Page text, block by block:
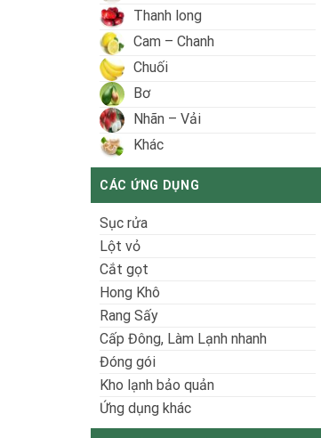
Thanh long
Cam – Chanh
Chuối
Bơ
Nhãn – Vải
Khác
CÁC ỨNG DỤNG
Sục rửa
Lột vỏ
Cắt gọt
Hong Khô
Rang Sấy
Cấp Đông, Làm Lạnh nhanh
Đóng gói
Kho lạnh bảo quản
Ứng dụng khác